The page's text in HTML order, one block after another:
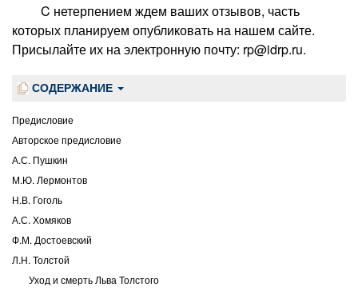
C нетерпением ждем ваших отзывов, часть
которых планируем опубликовать на нашем сайте.
Присылайте их на электронную почту: rp@idrp.ru.
СОДЕРЖАНИЕ
Предисловие
Авторское предисловие
А.С. Пушкин
М.Ю. Лермонтов
Н.В. Гоголь
А.С. Хомяков
Ф.М. Достоевский
Л.Н. Толстой
Уход и смерть Льва Толстого